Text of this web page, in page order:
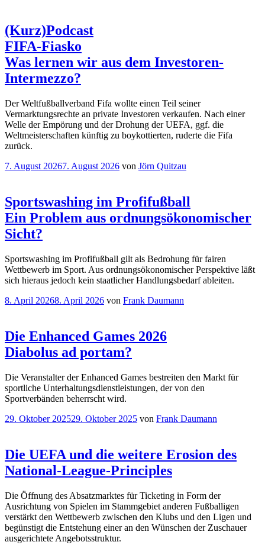
(Kurz)Podcast
FIFA-Fiasko
Was lernen wir aus dem Investoren-
Intermezzo?
Der Weltfußballverband Fifa wollte einen Teil seiner
Vermarktungsrechte an private Investoren verkaufen. Nach einer
Welle der Empörung und der Drohung der UEFA, ggf. die
Weltmeisterschaften künftig zu boykottierten, ruderte die Fifa
zurück.
Veröffentlicht
7. August 20267. August 2026 von Jörn Quitzau
Sportswashing im Profifußball
Ein Problem aus ordnungsökonomischer
Sicht?
Sportswashing im Profifußball gilt als Bedrohung für fairen
Wettbewerb im Sport. Aus ordnungsökonomischer Perspektive läßt
sich hieraus jedoch kein staatlicher Handlungsbedarf ableiten.
Veröffentlicht
8. April 20268. April 2026 von Frank Daumann
Die Enhanced Games 2026
Diabolus ad portam?
Die Veranstalter der Enhanced Games bestreiten den Markt für
sportliche Unterhaltungsdienstleistungen, der von den
Sportverbänden beherrscht wird.
Veröffentlicht
29. Oktober 202529. Oktober 2025 von Frank Daumann
Die UEFA und die weitere Erosion des
National-League-Principles
Die Öffnung des Absatzmarktes für Ticketing in Form der
Ausrichtung von Spielen im Stammgebiet anderen Fußballigen
verstärkt den Wettbewerb zwischen den Klubs und den Ligen und
begünstigt die Entstehung einer an den Wünschen der Zuschauer
ausgerichtete Angebotsstruktur.